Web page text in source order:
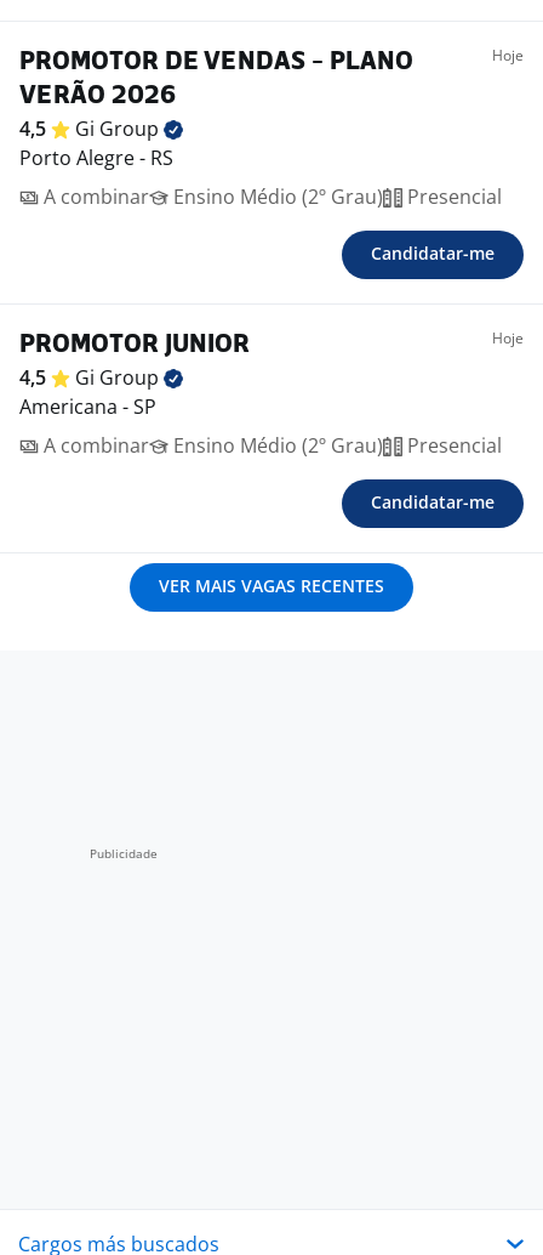
PROMOTOR DE VENDAS - PLANO
VERÃO 2026
Hoje
4,5 Gi Group
Porto Alegre - RS
A combinar
Ensino Médio (2º Grau) Presencial
Candidatar-me
PROMOTOR JUNIOR Hoje
4,5 Gi Group
Americana - SP
A combinar
Ensino Médio (2º Grau) Presencial
Candidatar-me
VER MAIS VAGAS RECENTES
Cargos más buscados